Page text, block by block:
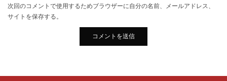
次回のコメントで使用するためブラウザーに自分の名前、メールアドレス、
サイトを保存する。